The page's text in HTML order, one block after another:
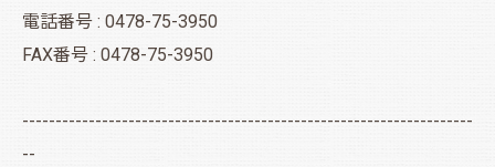
電話番号 : 0478-75-3950
FAX番号 : 0478-75-3950
--------------------------------------------------------------------
--